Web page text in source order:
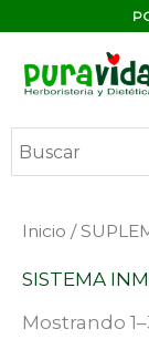
contenido
Inicio /
SISTEMA
Mostrando